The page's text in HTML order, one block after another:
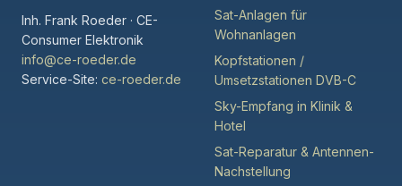
Inh. Frank Roeder · CE-
Consumer Elektronik
info@ce-roeder.de
Service-Site: ce-roeder.de
Sat-Anlagen für
Wohnanlagen
Kopfstationen /
Umsetzstationen DVB-C
Sky-Empfang in Klinik &
Hotel
Sat-Reparatur & Antennen-
Nachstellung